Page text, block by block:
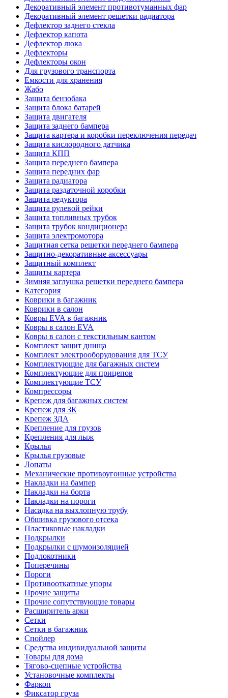
Декоративный элемент противотуманных фар
Декоративный элемент решетки радиатора
Дефлектор заднего стекла
Дефлектор капота
Дефлектор люка
Дефлекторы
Дефлекторы окон
Для грузового транспорта
Емкости для хранения
Жабо
Защита бензобака
Защита блока батарей
Защита двигателя
Защита заднего бампера
Защита картера и коробки переключения передач
Защита кислородного датчика
Защита КПП
Защита переднего бампера
Защита передних фар
Защита радиатора
Защита раздаточной коробки
Защита редуктора
Защита рулевой рейки
Защита топливных трубок
Защита трубок кондиционера
Защита электромотора
Защитная сетка решетки переднего бампера
Защитно-декоративные аксессуары
Защитный комплект
Защиты картера
Зимняя заглушка решетки переднего бампера
Категория
Коврики в багажник
Коврики в салон
Ковры EVA в багажник
Ковры в салон EVA
Ковры в салон с текстильным кантом
Комплект защит днища
Комплект электрооборудования для ТСУ
Комплектующие для багажных систем
Комплектующие для прицепов
Комплектующие ТСУ
Компрессоры
Крепеж для багажных систем
Крепеж для ЗК
Крепеж ЗДА
Крепление для грузов
Крепления для лыж
Крылья
Крылья грузовые
Лопаты
Механические противоугонные устройства
Накладки на бампер
Накладки на борта
Накладки на пороги
Насадка на выхлопную трубу
Обшивка грузового отсека
Пластиковые накладки
Подкрылки
Подкрылки с шумоизоляцией
Подлокотники
Поперечины
Пороги
Противооткатные упоры
Прочие защиты
Прочие сопутствующие товары
Расширитель арки
Сетки
Сетки в багажник
Спойлер
Средства индивидуальной защиты
Товары для дома
Тягово-сцепные устройства
Установочные комплекты
Фаркоп
Фиксатор груза